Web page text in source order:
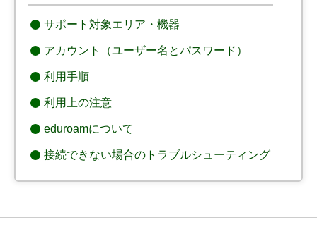
サポート対象エリア・機器
アカウント（ユーザー名とパスワード）
利用手順
利用上の注意
eduroamについて
接続できない場合のトラブルシューティング